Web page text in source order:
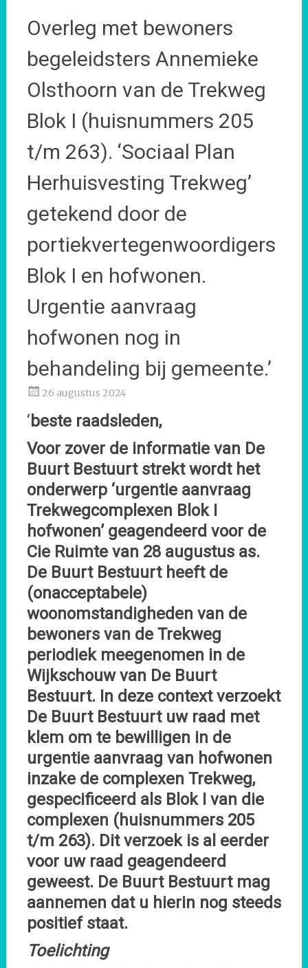
Overleg met bewoners
begeleidsters Annemieke
Olsthoorn van de Trekweg
Blok I (huisnummers 205
t/m 263). ‘Sociaal Plan
Herhuisvesting Trekweg’
getekend door de
portiekvertegenwoordigers
Blok I en hofwonen.
Urgentie aanvraag
hofwonen nog in
behandeling bij gemeente.’
26 augustus 2024
‘ beste raadsleden,
Voor zover de informatie van De
Buurt Bestuurt strekt wordt het
onderwerp ‘urgentie aanvraag
Trekwegcomplexen Blok I
hofwonen’ geagendeerd voor de
Cie Ruimte van 28 augustus as.
De Buurt Bestuurt heeft de
(onacceptabele)
woonomstandigheden van de
bewoners van de Trekweg
periodiek meegenomen in de
Wijkschouw van De Buurt
Bestuurt. In deze context verzoekt
De Buurt Bestuurt uw raad met
klem om te bewilligen in de
urgentie aanvraag van hofwonen
inzake de complexen Trekweg,
gespecificeerd als Blok I van die
complexen (huisnummers 205
t/m 263). Dit verzoek is al eerder
voor uw raad geagendeerd
geweest. De Buurt Bestuurt mag
aannemen dat u hierin nog steeds
positief staat.
Toelichting